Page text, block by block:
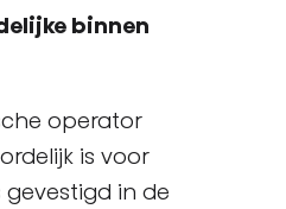
binnen
operator
is voor
in de